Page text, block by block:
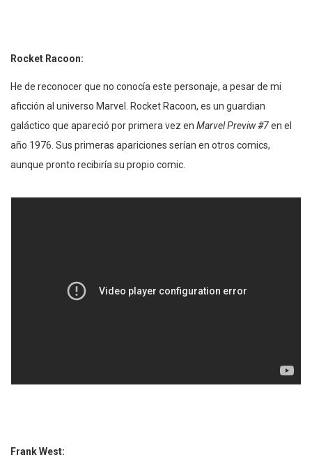
Rocket Racoon:
He de reconocer que no conocía este personaje, a pesar de mi
aficción al universo Marvel. Rocket Racoon, es un guardian
galáctico que apareció por primera vez en Marvel Previw #7en el
año 1976. Sus primeras apariciones serían en otros comics,
aunque pronto recibiría su propio comic.
Frank West: